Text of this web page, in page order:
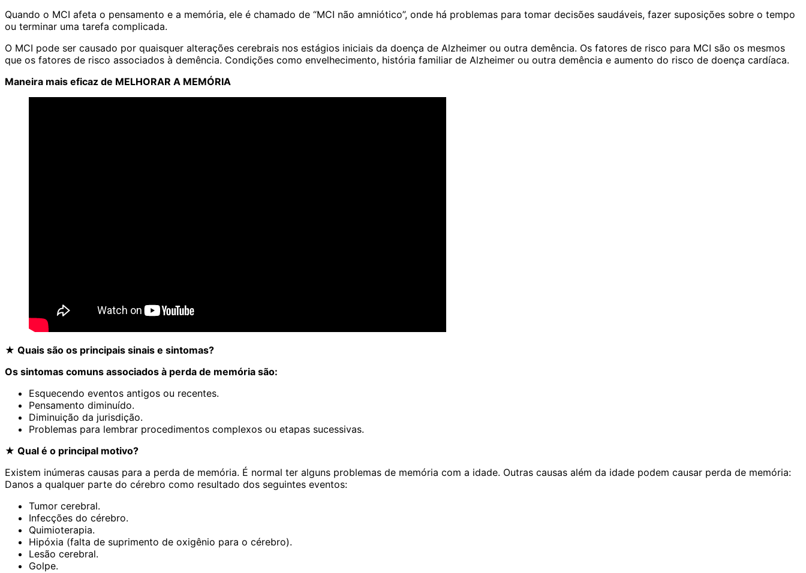
Quando o MCI afeta o pensamento e a memória, ele é chamado de “MCI não amniótico”, onde há problemas para tomar decisões saudáveis, fazer suposições sobre o tempo
ou terminar uma tarefa complicada.
O MCI pode ser causado por quaisquer alterações cerebrais nos estágios iniciais da doença de Alzheimer ou outra demência. Os fatores de risco para MCI são os mesmos
que os fatores de risco associados à demência. Condições como envelhecimento, história familiar de Alzheimer ou outra demência e aumento do risco de doença cardíaca.
Maneira mais eficaz de MELHORAR A MEMÓRIA
★ Quais são os principais sinais e sintomas?
Os sintomas comuns associados à perda de memória são:
Esquecendo eventos antigos ou recentes.
Pensamento diminuído.
Diminuição da jurisdição.
Problemas para lembrar procedimentos complexos ou etapas sucessivas.
★ Qual é o principal motivo?
Existem inúmeras causas para a perda de memória. É normal ter alguns problemas de memória com a idade. Outras causas além da idade podem causar perda de memória:
Danos a qualquer parte do cérebro como resultado dos seguintes eventos:
Tumor cerebral.
Infecções do cérebro.
Quimioterapia.
Hipóxia (falta de suprimento de oxigênio para o cérebro).
Lesão cerebral.
Golpe.